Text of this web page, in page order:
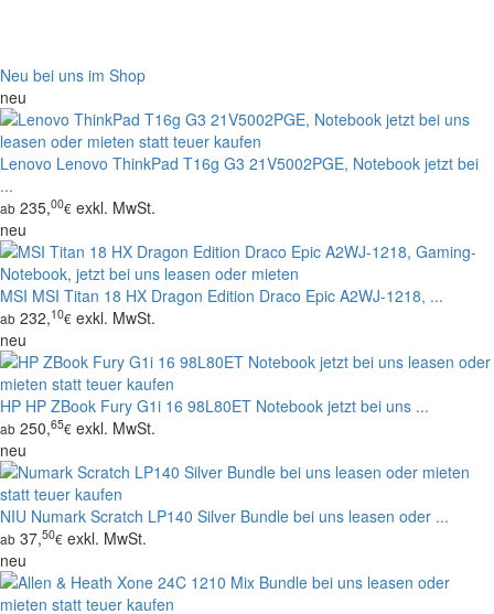
Neu bei uns im Shop
neu
Lenovo Lenovo ThinkPad T16g G3 21V5002PGE, Notebook jetzt bei
...
ab 235,00€ exkl. MwSt.
neu
MSI MSI Titan 18 HX Dragon Edition Draco Epic A2WJ-1218, ...
ab 232,10€ exkl. MwSt.
neu
HP HP ZBook Fury G1i 16 98L80ET Notebook jetzt bei uns ...
ab 250,65€ exkl. MwSt.
neu
NIU Numark Scratch LP140 Silver Bundle bei uns leasen oder ...
ab 37,50€ exkl. MwSt.
neu